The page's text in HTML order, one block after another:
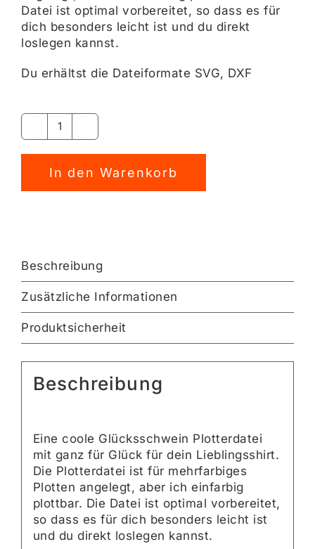
Datei ist optimal vorbereitet, so dass es für
dich besonders leicht ist und du direkt
loslegen kannst.
Du erhältst die Dateiformate SVG, DXF
Glücksschwein
[Digital]
Menge
In den Warenkorb
Beschreibung
Zusätzliche Informationen
Produktsicherheit
Beschreibung
Eine coole Glücksschwein Plotterdatei
mit ganz für Glück für dein Lieblingsshirt.
Die Plotterdatei ist für mehrfarbiges
Plotten angelegt, aber ich einfarbig
plottbar. Die Datei ist optimal vorbereitet,
so dass es für dich besonders leicht ist
und du direkt loslegen kannst.